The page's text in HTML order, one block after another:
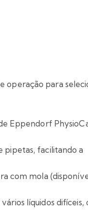
operação para
Eppendorf
pipetas, facilitando a
com mola
líquidos difíceis,